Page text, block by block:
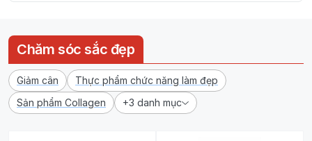
Chăm sóc sắc đẹp
Giảm cân
Thực phẩm chức năng làm đẹp
Sản phẩm Collagen
+3 danh mục